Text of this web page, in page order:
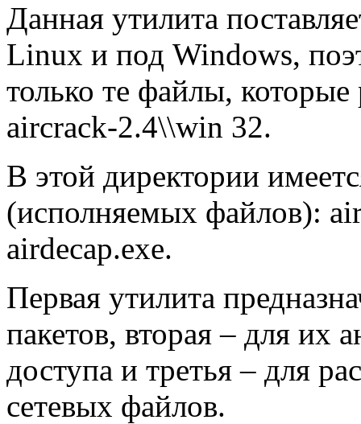
Данная утилита
Linux и под Windows,
только те файлы,
aircrack-2.4\\win 32.
В этой директории
(исполняемых файлов):
airdecap.exe.
Первая утилита
пакетов, вторая – для их
доступа и третья – для
сетевых файлов.